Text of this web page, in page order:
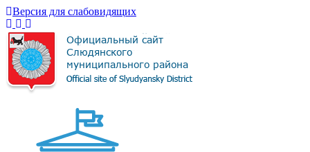
Версия для слабовидящих